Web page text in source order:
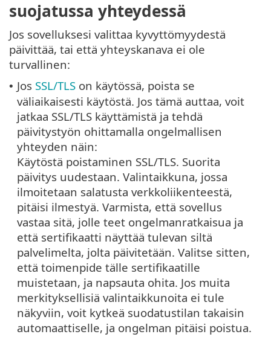
suojatussa yhteydessä
Jos sovelluksesi valittaa kyvyttömyydestä
päivittää, tai että yhteyskanava ei ole
turvallinen:
• Jos SSL/TLS on käytössä, poista se
väliaikaisesti käytöstä. Jos tämä auttaa, voit
jatkaa SSL/TLS käyttämistä ja tehdä
päivitystyön ohittamalla ongelmallisen
yhteyden näin:
Käytöstä poistaminen SSL/TLS. Suorita
päivitys uudestaan. Valintaikkuna, jossa
ilmoitetaan salatusta verkkoliikenteestä,
pitäisi ilmestyä. Varmista, että sovellus
vastaa sitä, jolle teet ongelmanratkaisua ja
että sertifikaatti näyttää tulevan siltä
palvelimelta, jolta päivitetään. Valitse sitten,
että toimenpide tälle sertifikaatille
muistetaan, ja napsauta ohita. Jos muita
merkityksellisiä valintaikkunoita ei tule
näkyviin, voit kytkeä suodatustilan takaisin
automaattiselle, ja ongelman pitäisi poistua.